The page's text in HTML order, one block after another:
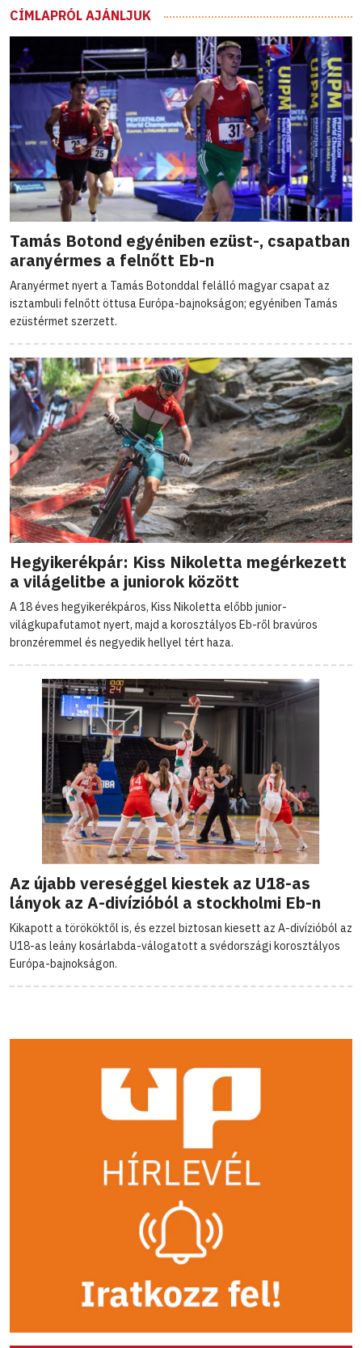
CÍMLAPRÓL AJÁNLJUK
Tamás Botond egyéniben ezüst-, csapatban
aranyérmes a felnőtt Eb-n
Aranyérmet nyert a Tamás Botonddal felálló magyar csapat az
isztambuli felnőtt öttusa Európa-bajnokságon; egyéniben Tamás
ezüstérmet szerzett.
Hegyikerékpár: Kiss Nikoletta megérkezett
a világelitbe a juniorok között
A 18 éves hegyikerékpáros, Kiss Nikoletta előbb junior-
világkupafutamot nyert, majd a korosztályos Eb-ről bravúros
bronzéremmel és negyedik hellyel tért haza.
Az újabb vereséggel kiestek az U18-as
lányok az A-divízióból a stockholmi Eb-n
Kikapott a törököktől is, és ezzel biztosan kiesett az A-divízióból az
U18-as leány kosárlabda-válogatott a svédországi korosztályos
Európa-bajnokságon.